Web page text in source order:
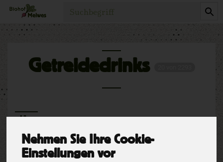
Nehmen Sie Ihre Cookie-
Einstellungen vor
Produkt
Getreidedrinks